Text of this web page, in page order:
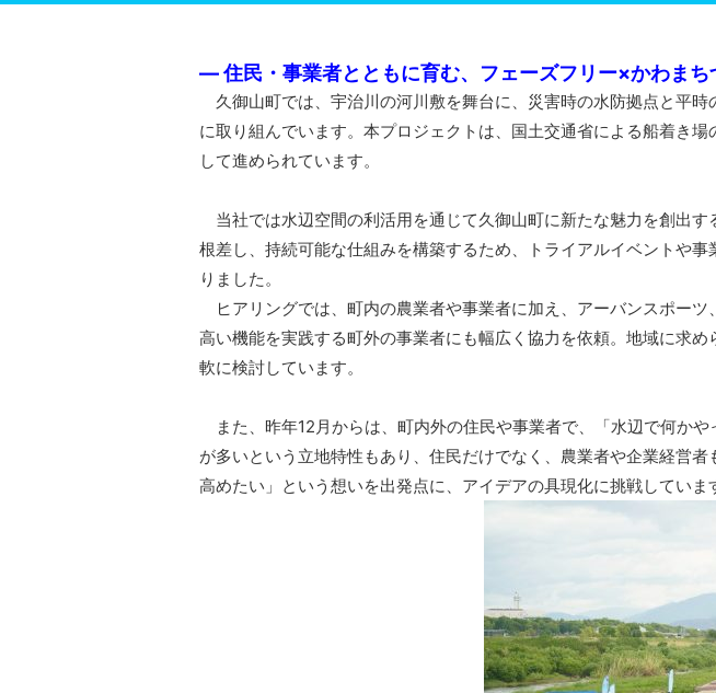
― 住民・事業者とともに育む、フェーズフリー×かわま
久御山町では、宇治川の河川敷を舞台に、災害時の水防拠点と平
に取り組んでいます。本プロジェクトは、国土交通省による船着き
して進められています。
当社では水辺空間の利活用を通じて久御山町に新たな魅力を創出
根差し、持続可能な仕組みを構築するため、トライアルイベントや
りました。
ヒアリングでは、町内の農業者や事業者に加え、アーバンスポー
高い機能を実践する町外の事業者にも幅広く協力を依頼。地域に求
軟に検討しています。
また、昨年12月からは、町内外の住民や事業者で、「水辺で何か
が多いという立地特性もあり、住民だけでなく、農業者や企業経営
高めたい」という想いを出発点に、アイデアの具現化に挑戦していま